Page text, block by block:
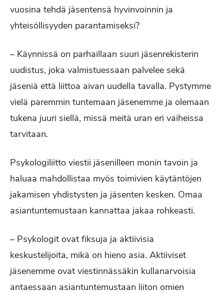
vuosina tehdä jäsentensä hyvinvoinnin ja
yhteisöllisyyden parantamiseksi?
– Käynnissä on parhaillaan suuri jäsenrekisterin
uudistus, joka valmistuessaan palvelee sekä
jäseniä että liittoa aivan uudella tavalla. Pystymme
vielä paremmin tuntemaan jäsenemme ja olemaan
tukena juuri siellä, missä meitä uran eri vaiheissa
tarvitaan.
Psykologiliitto viestii jäsenilleen monin tavoin ja
haluaa mahdollistaa myös toimivien käytäntöjen
jakamisen yhdistysten ja jäsenten kesken. Omaa
asiantuntemustaan kannattaa jakaa rohkeasti.
– Psykologit ovat fiksuja ja aktiivisia
keskustelijoita, mikä on hieno asia. Aktiiviset
jäsenemme ovat viestinnässäkin kullanarvoisia
antaessaan asiantuntemustaan liiton omien